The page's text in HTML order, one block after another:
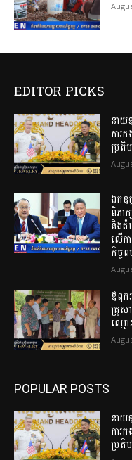
EDITOR PICKS
នាយ
ការ
ប្រតិ
ឯកឧ
ពិភា
និងតំ
លើក
កិច្ច
ឪពុ
គ្រួស
ឈ្មោ
POPULAR POSTS
នាយ
ការ
ប្រតិ